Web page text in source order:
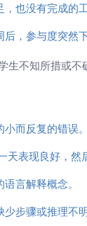
，也没有完成的工
后，参与度突然下
生不知所措或不
而反复的错误。
表现良好，然
言解释概念。
少步骤或推理不明